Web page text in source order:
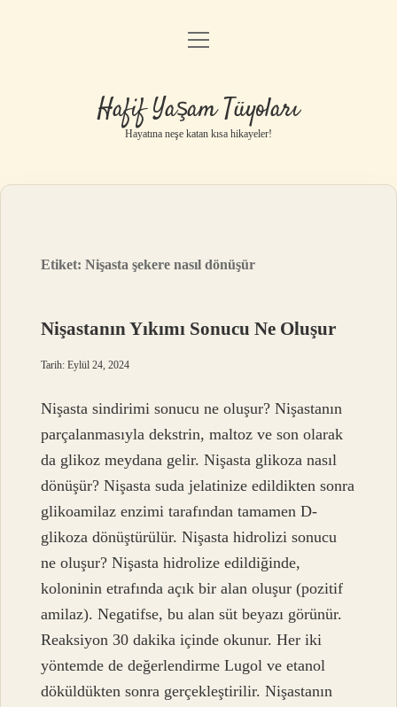
Anasayfa
Yasal Uyarı
menüyü
Hafif Yaşam Tüyoları
Hayatına neşe katan kısa hikayeler!
Etiket:Nişasta şekere nasıl dönüşür
Nişastanın Yıkımı Sonucu Ne Oluşur
Tarih: Eylül 24, 2024
Nişasta sindirimi sonucu ne oluşur? Nişastanın
parçalanmasıyla dekstrin, maltoz ve son olarak
da glikoz meydana gelir. Nişasta glikoza nasıl
dönüşür? Nişasta suda jelatinize edildikten sonra
glikoamilaz enzimi tarafından tamamen D-
glikoza dönüştürülür. Nişasta hidrolizi sonucu
ne oluşur? Nişasta hidrolize edildiğinde,
koloninin etrafında açık bir alan oluşur (pozitif
amilaz). Negatifse, bu alan süt beyazı görünür.
Reaksiyon 30 dakika içinde okunur. Her iki
yöntemde de değerlendirme Lugol ve etanol
döküldükten sonra gerçekleştirilir. Nişastanın